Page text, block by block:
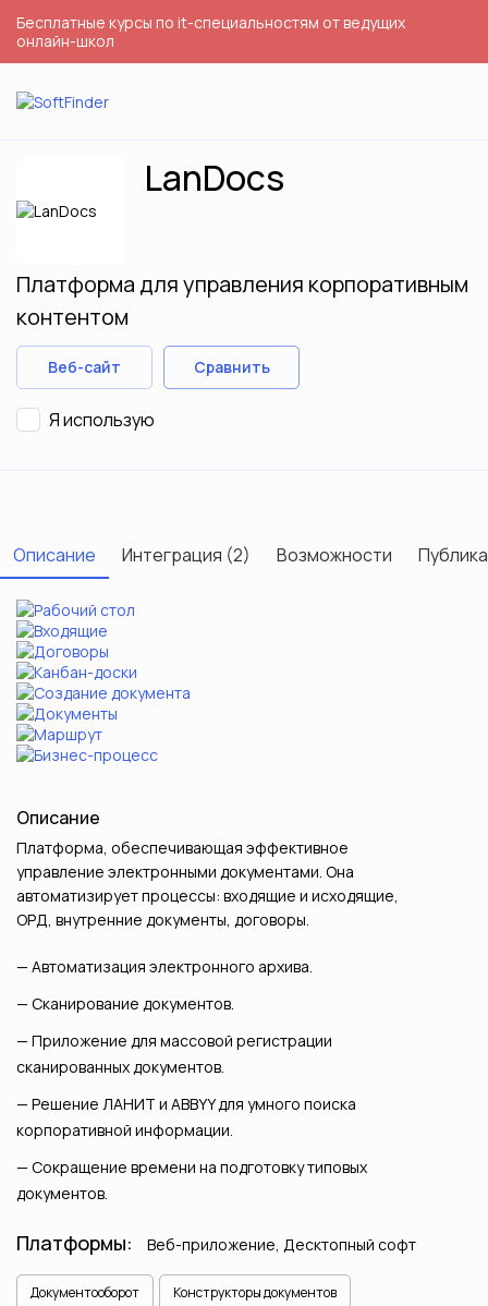
Бесплатные курсы по it-специальностям от ведущих
онлайн-школ
LanDocs
Платформа для управления корпоративным
контентом
Веб-сайт Сравнить
Я использую
Описание Интеграция (2) Возможности
Описание
Платформа, обеспечивающая эффективное
управление электронными документами. Она
автоматизирует процессы: входящие и исходящие,
ОРД, внутренние документы, договоры.
Автоматизация электронного архива.
Сканирование документов.
Приложение для массовой регистрации
сканированных документов.
Решение ЛАНИТ и ABBYY для умного поиска
корпоративной информации.
Сокращение времени на подготовку типовых
документов.
Платформы: Веб-приложение, Десктопный софт
Документооборот Конструкторы документов